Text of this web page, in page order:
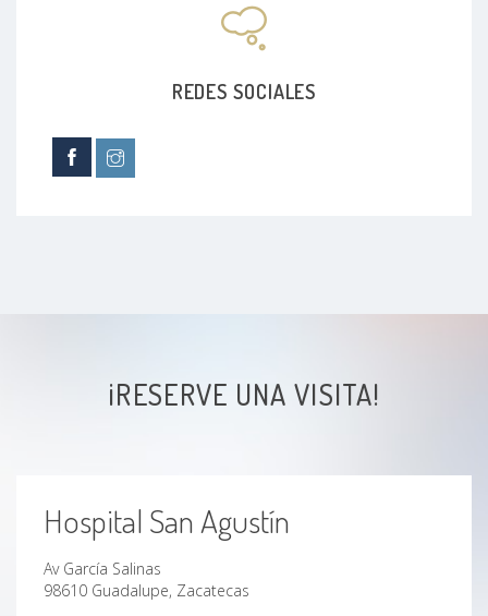
Cálculo en el conducto biliar
Verrugas
Perforación gastrointestinal
gastrostomías
REDES SOCIALES
¡RESERVE UNA VISITA!
Hospital San Agustín
Av García Salinas
98610 Guadalupe, Zacatecas